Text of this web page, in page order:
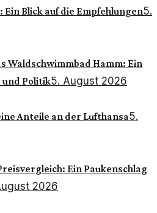
Ein Blick auf die Empfehlungen5.
Waldschwimmbad Hamm: Ein
und Politik5. August 2026
Anteile an der Lufthansa5.
Ein Paukenschlag
2026